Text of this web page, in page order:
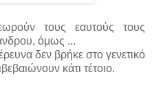
τους εαυτούς τους
όμως ...
δεν βρήκε στο γενετικό
κάτι τέτοιο.